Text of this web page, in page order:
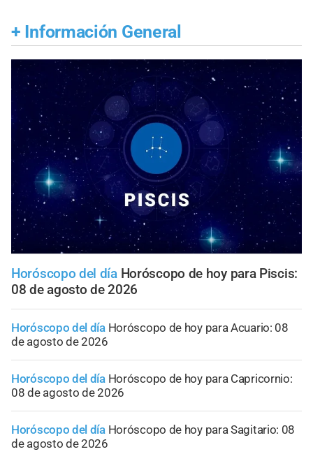
+ Información General
Horóscopo del día Horóscopo de hoy para Piscis:
08 de agosto de 2026
Horóscopo del día Horóscopo de hoy para Acuario: 08
de agosto de 2026
Horóscopo del día Horóscopo de hoy para Capricornio:
08 de agosto de 2026
Horóscopo del día Horóscopo de hoy para Sagitario: 08
de agosto de 2026